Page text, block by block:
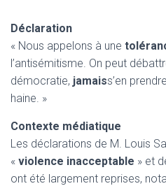
Déclaration
« Nous appelons à une
l’antisémitisme. On peut
démocratie, jamaiss’en
haine. »
Contexte médiatique
Les déclarations de M. Louis
« violence inacceptable » et
ont été largement reprises,